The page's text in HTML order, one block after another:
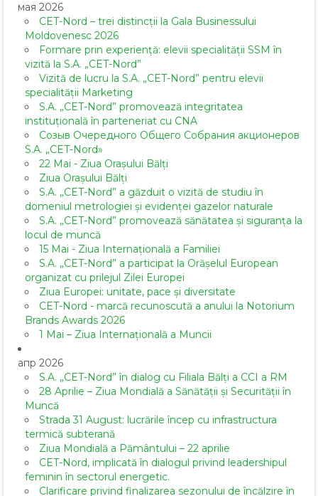
мая 2026
CET-Nord – trei distincții la Gala Businessului
Moldovenesc 2026
Formare prin experiență: elevii specialității SSM în
vizită la S.A. „CET-Nord”
Vizită de lucru la S.A. „CET-Nord” pentru elevii
specialității Marketing
S.A. „CET-Nord” promovează integritatea
instituțională în parteneriat cu CNA
Созыв Очередного Общего Собрания акционеров
S.A. „CET-Nord»
22 Mai - Ziua Orașului Bălți
Ziua Orașului Bălți
S.A. „CET-Nord” a găzduit o vizită de studiu în
domeniul metrologiei și evidenței gazelor naturale
S.A. „CET-Nord” promovează sănătatea și siguranța la
locul de muncă
15 Mai - Ziua Internațională a Familiei
S.A. „CET-Nord” a participat la Orășelul European
organizat cu prilejul Zilei Europei
Ziua Europei: unitate, pace și diversitate
CET-Nord - marcă recunoscută a anului la Notorium
Brands Awards 2026
1 Mai – Ziua Internațională a Muncii
апр 2026
S.A. „CET-Nord” în dialog cu Filiala Bălți a CCI a RM
28 Aprilie – Ziua Mondială a Sănătății și Securității în
Muncă
Strada 31 August: lucrările încep cu infrastructura
termică subterană
Ziua Mondială a Pământului – 22 aprilie
CET-Nord, implicată în dialogul privind leadershipul
feminin în sectorul energetic.
Clarificare privind finalizarea sezonului de încălzire în